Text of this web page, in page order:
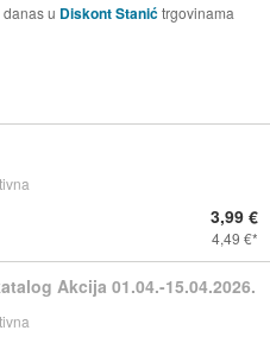
u Diskont Stanićtrgovinama
3,99 €
4,49 €
Akcija 01.04.-15.04.2026.